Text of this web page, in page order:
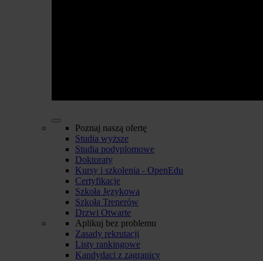
Poznaj naszą ofertę
Studia wyższe
Studia podyplomowe
Doktoraty
Kursy i szkolenia - OpenEdu
Certyfikacje
Szkoła Językowa
Szkoła Trenerów
Drzwi Otwarte
Aplikuj bez problemu
Zasady rekrutacji
Listy rankingowe
Kandydaci z zagranicy